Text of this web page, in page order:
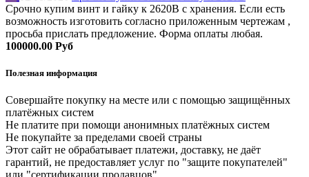
Срочно купим винт и гайку к 2620В с хранения. Если есть
возможность изготовить согласно приложенным чертежам ,
просьба прислать предложение. Форма оплаты любая.
100000.00 Руб
Полезная информация
Совершайте покупку на месте или с помощью защищённых
платёжных систем
Не платите при помощи анонимных платёжных систем
Не покупайте за пределами своей страны
Этот сайт не обрабатывает платежи, доставку, не даёт
гарантий, не предоставляет услуг по "защите покупателей"